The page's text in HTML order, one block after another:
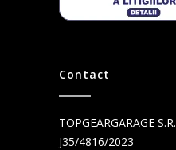
Contact
TOPGEARGARAGE
J35/4816/2023